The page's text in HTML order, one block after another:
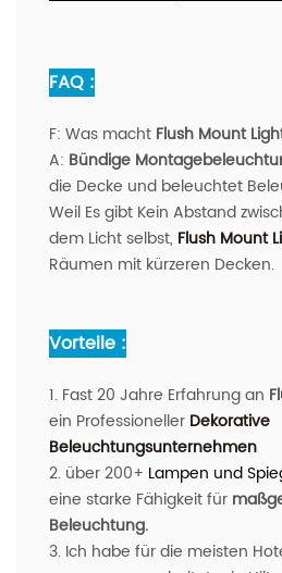
FAQ :
F: Was macht Flush Mount
A: Bündige
die Decke und beleuchtet
Weil Es gibt Kein Abstand
dem Licht selbst, Flush Mount
Räumen mit kürzeren Decken.
Vorteile :
1. Fast 20 Jahre Erfahrung an
ein Professioneller Dekorative
Beleuchtungsunternehmen
2. über 200+ Lampen und
eine starke Fähigkeit für
Beleuchtung.
3. Ich habe für die meisten